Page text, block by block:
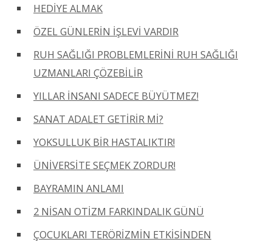
HEDİYE ALMAK
ÖZEL GÜNLERİN İŞLEVİ VARDIR
RUH SAĞLIĞI PROBLEMLERİNİ RUH SAĞLIĞI
UZMANLARI ÇÖZEBİLİR
YILLAR İNSANI SADECE BÜYÜTMEZ!
SANAT ADALET GETİRİR Mİ?
YOKSULLUK BİR HASTALIKTIR!
ÜNİVERSİTE SEÇMEK ZORDUR!
BAYRAMIN ANLAMI
2 NİSAN OTİZM FARKINDALIK GÜNÜ
ÇOCUKLARI TERÖRİZMİN ETKİSİNDEN